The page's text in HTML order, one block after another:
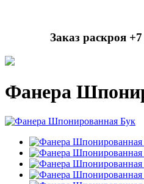
Заказ раскроя
Фанера